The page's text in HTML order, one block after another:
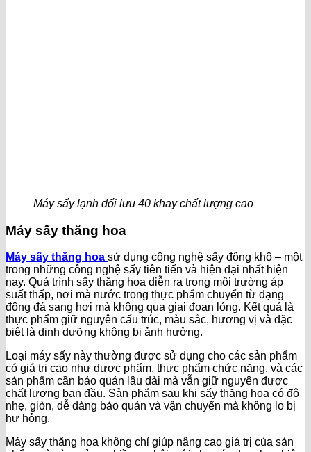
Máy sấy lạnh đối lưu 40 khay chất lượng cao
Máy sấy thăng hoa
Máy sấy thăng hoa sử dụng công nghệ sấy đông khô – một
trong những công nghệ sấy tiên tiến và hiện đại nhất hiện
nay. Quá trình sấy thăng hoa diễn ra trong môi trường áp
suất thấp, nơi mà nước trong thực phẩm chuyển từ dạng
đông đá sang hơi mà không qua giai đoạn lỏng. Kết quả là
thực phẩm giữ nguyên cấu trúc, màu sắc, hương vị và đặc
biệt là dinh dưỡng không bị ảnh hưởng.
Loại máy sấy này thường được sử dụng cho các sản phẩm
có giá trị cao như dược phẩm, thực phẩm chức năng, và các
sản phẩm cần bảo quản lâu dài mà vẫn giữ nguyên được
chất lượng ban đầu. Sản phẩm sau khi sấy thăng hoa có độ
nhẹ, giòn, dễ dàng bảo quản và vận chuyển mà không lo bị
hư hỏng.
Máy sấy thăng hoa không chỉ giúp nâng cao giá trị của sản